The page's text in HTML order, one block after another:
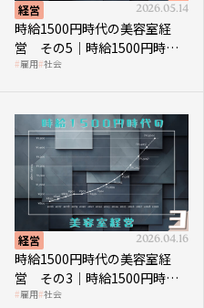
経営 2026.05.14
時給1500円時代の美容室経
営 その5｜時給1500円時代
の到来は美容業の収益構造を
雇用 社会
経営 2026.04.16
時給1500円時代の美容室経
営 その3｜時給1500円時
代、美容業はどのような影響
雇用 社会